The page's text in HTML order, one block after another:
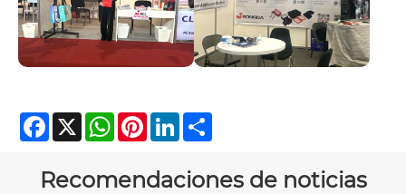
Facebook
X WhatsApp
PinterestLinkedIn
Recomendaciones de noticias